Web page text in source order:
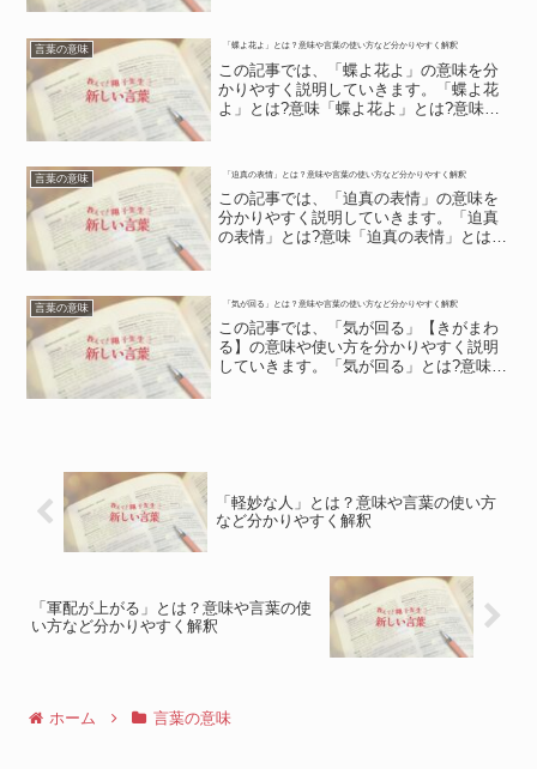
ものの中から、いくつか...
言葉の意味 「蝶よ花よ」とは？意味や言葉の使い方など分かりやすく解釈
この記事では、「蝶よ花よ」の意味を分
かりやすく説明していきます。「蝶よ花
よ」とは?意味「蝶よ花よ」とは?意味
現する慣用句です。ここで「...
言葉の意味 「迫真の表情」とは？意味や言葉の使い方など分かりやすく解釈
この記事では、「迫真の表情」の意味を
分かりやすく説明していきます。「迫真
の表情」とは?意味「迫真の表情」とは?
い様子を「迫真」と表現し...
言葉の意味 「気が回る」とは？意味や言葉の使い方など分かりやすく解釈
この記事では、「気が回る」【きがまわ
る】の意味や使い方を分かりやすく説明
していきます。「気が回る」とは?意味
「軽妙な人」とは？意味や言葉の使い方
など分かりやすく解釈
「軍配が上がる」とは？意味や言葉の使
い方など分かりやすく解釈
ホーム 言葉の意味